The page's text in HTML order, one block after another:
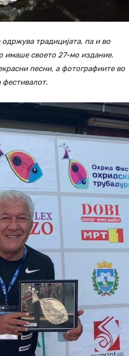
традицијата, па и во
имаше своето 27-мо издание.
песни, а фотографиите во